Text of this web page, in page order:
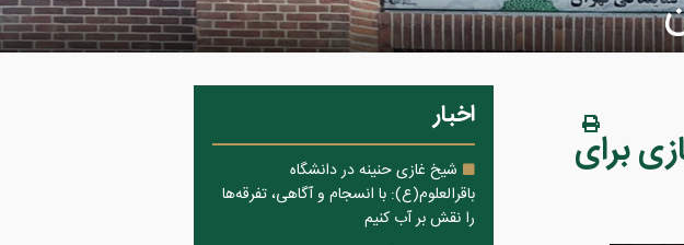
برای
اخبار
شیخ غازی حنینه در دانشگاه
باقرالعلوم(ع): با انسجام و آگاهی، تفرقه‌ها
را نقش بر آب کنیم